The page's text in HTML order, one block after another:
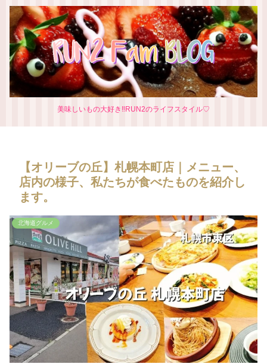
美味しいもの大好き‼RUN2のライフスタイル♡
【オリーブの丘】札幌本町店｜メニュー、
店内の様子、私たちが食べたものを紹介し
ます。
北海道グルメ